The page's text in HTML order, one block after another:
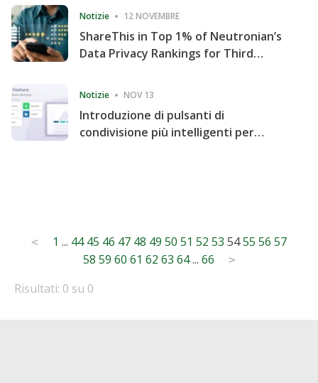
Notizie 12 NOVEMBRE
ShareThis in Top 1% of Neutronian’s
Data Privacy Rankings for Third
Notizie NOV 13
Introduzione di pulsanti di
condivisione più intelligenti per
Posts
pagination
< 1 ... 44 45 46 47 48 49 50 51 52 53 5455 56 57
58 59 60 61 62 63 64 ... 66 >
Risultati: 0 su 0